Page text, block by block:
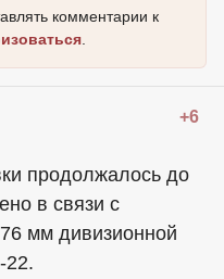
комментарии к
+6
продолжалось до
в связи с
мм дивизионной
22.